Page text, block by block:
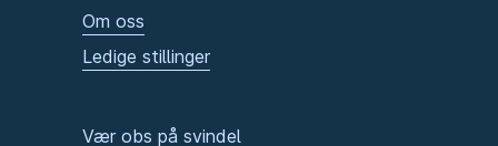
Om oss
Ledige stillinger
Vær obs på svindel